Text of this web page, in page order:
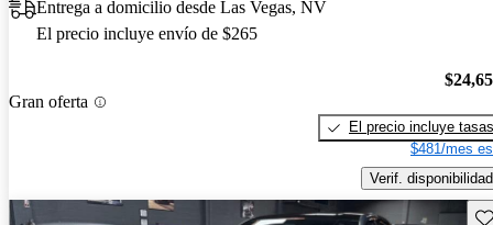
Entrega a domicilio desde Las Vegas, NV
El precio incluye envío de $265
Gran oferta
El precio incluye tasas
$481/mes
Verif. disponibilidad